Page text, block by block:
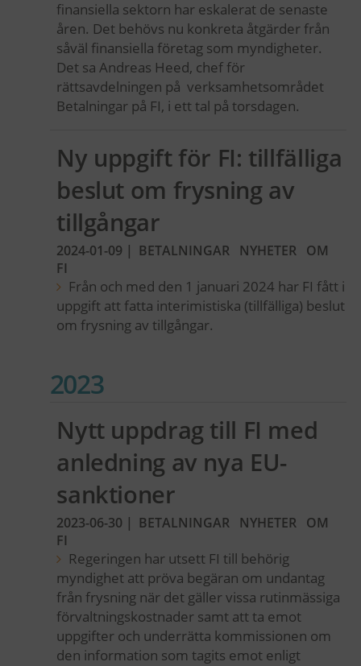
finansiella sektorn har eskalerat de senaste
åren. Det behövs nu konkreta åtgärder från
såväl finansiella företag som myndigheter.
Det sa Andreas Heed, chef för
rättsavdelningen på verksamhetsområdet
Betalningar på FI, i ett tal på torsdagen.
Ny uppgift för FI: tillfälliga
beslut om frysning av
tillgångar
2024-01-09 | BETALNINGAR NYHETER OM
FI
Från och med den 1 januari 2024 har FI fått i
uppgift att fatta interimistiska (tillfälliga) beslut
om frysning av tillgångar.
2023
Nytt uppdrag till FI med
anledning av nya EU-
sanktioner
2023-06-30 | BETALNINGAR NYHETER OM
FI
Regeringen har utsett FI till behörig
myndighet att pröva begäran om undantag
från frysning när det gäller vissa rutinmässiga
förvaltningskostnader samt att ta emot
uppgifter och underrätta kommissionen om
den information som tagits emot enligt